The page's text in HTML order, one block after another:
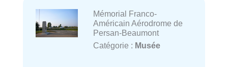
Mémorial Franco-
Américain Aérodrome de
Persan-Beaumont
Catégorie : Musée